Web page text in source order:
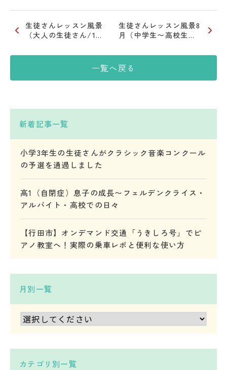
生徒さんレッスン風景
（大人の生徒さん/1…
生徒さんレッスン風景8
月（中学生〜高校生…
一覧へ戻る
新着記事一覧
小学3年生の生徒さんがクラシック音楽コンクール
の予選を通過しました
高1（自閉症）息子の成長〜フェルデンクライス・
アルバイト・高校での日々
【行田市】オンデマンド交通「うきしろ号」でピ
アノ教室へ！実際の乗車レポと便利な使い方
月別一覧
カテゴリ別一覧